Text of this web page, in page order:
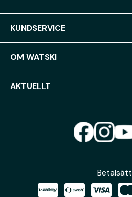
KUNDSERVICE
OM WATSKI
AKTUELLT
Betalsätt